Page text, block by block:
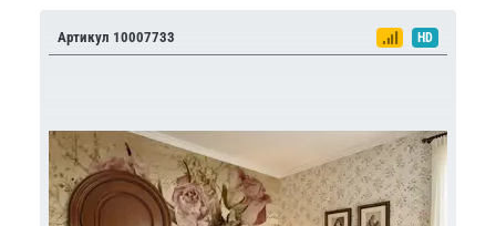
Артикул 10007733 HD